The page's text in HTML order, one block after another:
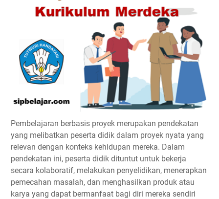
Pembelajaran berbasis proyek merupakan pendekatan
yang melibatkan peserta didik dalam proyek nyata yang
relevan dengan konteks kehidupan mereka. Dalam
pendekatan ini, peserta didik dituntut untuk bekerja
secara kolaboratif, melakukan penyelidikan, menerapkan
pemecahan masalah, dan menghasilkan produk atau
karya yang dapat bermanfaat bagi diri mereka sendiri